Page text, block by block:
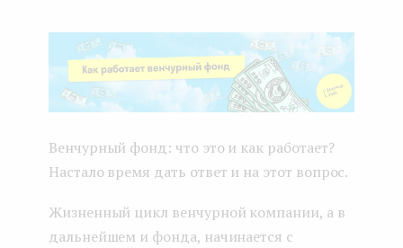
Венчурный фонд: что это и как работает?
Настало время дать ответ и на этот вопрос.
Жизненный цикл венчурной компании, а в
дальнейшем и фонда, начинается с